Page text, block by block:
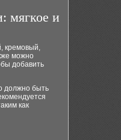
мягкое и
кремовый,
можно
добавить
должно быть
как